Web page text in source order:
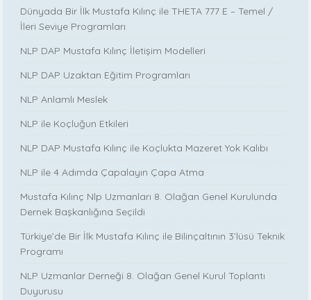
Dünyada Bir İlk Mustafa Kılınç ile THETA 777 E – Temel /
İleri Seviye Programları
NLP DAP Mustafa Kılınç İletişim Modelleri
NLP DAP Uzaktan Eğitim Programları
NLP Anlamlı Meslek
NLP ile Koçluğun Etkileri
NLP DAP Mustafa Kılınç ile Koçlukta Mazeret Yok Kalıbı
NLP ile 4 Adımda Çapalayın Çapa Atma
Mustafa Kılınç Nlp Uzmanları 8. Olağan Genel Kurulunda
Dernek Başkanlığına Seçildi
Türkiye’de Bir İlk Mustafa Kılınç ile Bilinçaltının 3’lüsü Teknik
Programı
NLP Uzmanlar Derneği 8. Olağan Genel Kurul Toplantı
Duyurusu